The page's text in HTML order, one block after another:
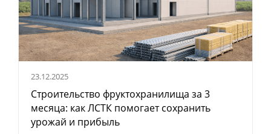
23.12.2025
Строительство фруктохранилища за 3
месяца: как ЛСТК помогает сохранить
урожай и прибыль